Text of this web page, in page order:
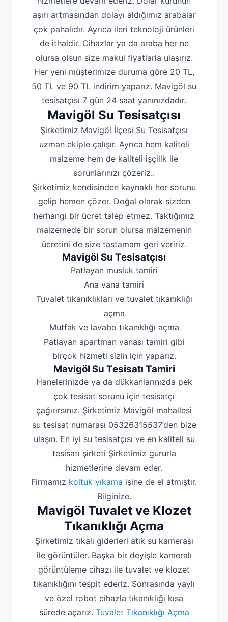
aşırı artmasından dolayı aldığımız arabalar
çok pahalıdır. Ayrıca ileri teknoloji ürünleri
de ithaldir. Cihazlar ya da araba her ne
olursa olsun size makul fiyatlarla ulaşırız.
Her yeni müşterimize duruma göre 20 TL,
50 TL ve 90 TL indirim yaparız. Mavigöl su
tesisatçısı 7 gün 24 saat yanınızdadır.
Mavigöl Su Tesisatçısı
Şirketimiz Mavigöl İlçesi Su Tesisatçısı
uzman ekiple çalışır. Ayrıca hem kaliteli
malzeme hem de kaliteli işçilik ile
sorunlarınızı çözeriz..
Şirketimiz kendisinden kaynaklı her sorunu
gelip hemen çözer. Doğal olarak sizden
herhangi bir ücret talep etmez. Taktığımız
malzemede bir sorun olursa malzemenin
ücretini de size tastamam geri veririz.
Mavigöl Su Tesisatçısı
‌Patlayan musluk tamiri
‌Ana vana tamiri
‌Tuvalet tıkanıklıkları ve tuvalet tıkanıklığı
açma
‌Mutfak ve lavabo tıkanıklığı açma
‌Patlayan apartman vanası tamiri gibi
birçok hizmeti sizin için yaparız.
Mavigöl Su Tesisatı Tamiri
Hanelerinizde ya da dükkanlarınızda pek
çok tesisat sorunu için tesisatçı
çağırırsınız. Şirketimiz Mavigöl mahallesi
su tesisat numarası 05326315537’den bize
ulaşın. En iyi su tesisatçısı ve en kaliteli su
tesisatı şirketi Şirketimiz gururla
hizmetlerine devam eder.
Firmamız koltuk yıkama işine de el atmıştır.
Bilginize.
Mavigöl Tuvalet ve Klozet
Tıkanıklığı Açma
Şirketimiz tıkalı giderleri atık su kamerası
ile görüntüler. Başka bir deyişle kameralı
görüntüleme cihazı ile tuvalet ve klozet
tıkanıklığını tespit ederiz. Sonrasında yaylı
ve özel robot cihazla tıkanıklığı kısa
sürede açarız. Tuvalet Tıkanıklığı Açma